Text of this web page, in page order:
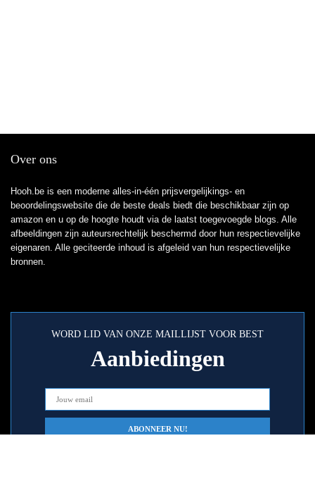
Over ons
Hooh.be is een moderne alles-in-één prijsvergelijkings- en
beoordelingswebsite die de beste deals biedt die beschikbaar zijn op
amazon en u op de hoogte houdt via de laatst toegevoegde blogs. Alle
afbeeldingen zijn auteursrechtelijk beschermd door hun respectievelijke
eigenaren. Alle geciteerde inhoud is afgeleid van hun respectievelijke
bronnen.
WORD LID VAN ONZE MAILLIJST VOOR BEST
Aanbiedingen